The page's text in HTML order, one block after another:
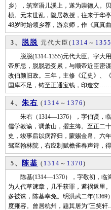
乡），筑室语儿溪上，遂为崇德人。
桢。元末世乱，隐居教授，往来于华
48岁时始领乡荐，游京师，作《真
3、 脱脱 元代大臣 ( 1314 ～ 1355
脱脱(1314-1355)元代大臣。字大用
帝所忌，脱脱恐受累，与顺帝近臣密
改伯颜旧政。三年，主修《辽史》、
国库不足，铸至正通宝钱，印造交……
4、 朱右 ( 1314 ～ 1376)
朱右（1314—1376），字伯贤，临
儒学教谕，调萧山，擢主簿。至正二
史，竣事后以病辞归，蒙赐金帛。六
驾至翰林院，右应制赋檐雀春声诗，
5、 陈基 ( 1314 ～ 1370)
陈基(1314—1370），字敬初，临海
为人代草谏章，几乎获罪，避祸返里
多被诛，陈基幸免。明洪武二年
度雍容。曾居杭州，题其居为“三笑